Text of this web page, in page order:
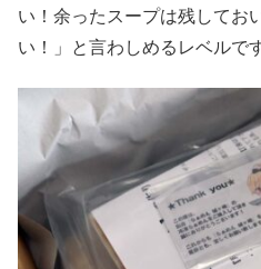
い！余ったスープは残してお
い！」と言わしめるレベルです